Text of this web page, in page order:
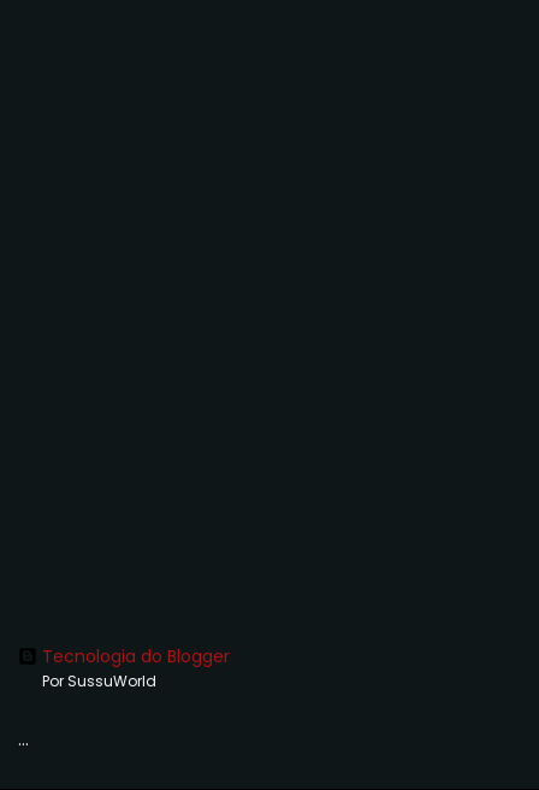
Tecnologia do Blogger
Por SussuWorld
...